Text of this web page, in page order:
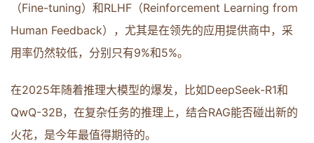
（Fine-tuning）和RLHF（Reinforcement Learning from
Human Feedback），尤其是在领先的应用提供商中，采
用率仍然较低，分别只有9%和5%。
在2025年随着推理大模型的爆发，比如DeepSeek-R1和
QwQ-32B，在复杂任务的推理上，结合RAG能否碰出新的
火花，是今年最值得期待的。